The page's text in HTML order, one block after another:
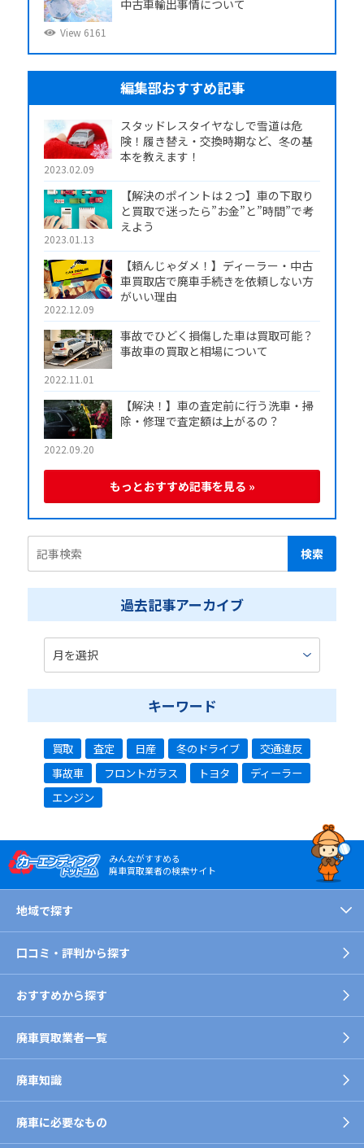
中古車輸出事情について
View 6161
編集部おすすめ記事
スタッドレスタイヤなしで雪道は危
険！履き替え・交換時期など、冬の基
本を教えます！
2023.02.09
【解決のポイントは２つ】車の下取り
と買取で迷ったら”お金”と”時間”で考
えよう
2023.01.13
【頼んじゃダメ！】ディーラー・中古
車買取店で廃車手続きを依頼しない方
がいい理由
2022.12.09
事故でひどく損傷した車は買取可能？
事故車の買取と相場について
2022.11.01
【解決！】車の査定前に行う洗車・掃
除・修理で査定額は上がるの？
2022.09.20
もっとおすすめ記事を見る »
過去記事アーカイブ
キーワード
買取 査定 日産 冬のドライブ
交通違反
事故車
フロントガラス トヨタ
ディーラー
エンジン
みんながすすめる
廃車買取業者の検索サイト
地域で探す
口コミ・評判から探す
おすすめから探す
廃車買取業者一覧
廃車知識
廃車に必要なもの